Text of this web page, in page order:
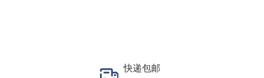
快递包邮